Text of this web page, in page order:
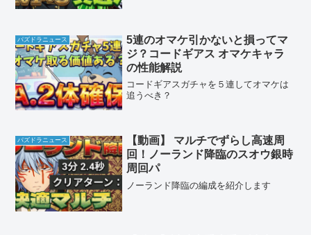
パズドラニュース
5連のオマケ引かないと損ってマ
ジ？コードギアス オマケキャラ
の性能解説
コードギアスガチャを５連してオマケは
追うべき？
パズドラニュース
【動画】 マルチでずらし高速周
回！ノーランド降臨のスオウ銀時
周回パ
ノーランド降臨の編成を紹介します